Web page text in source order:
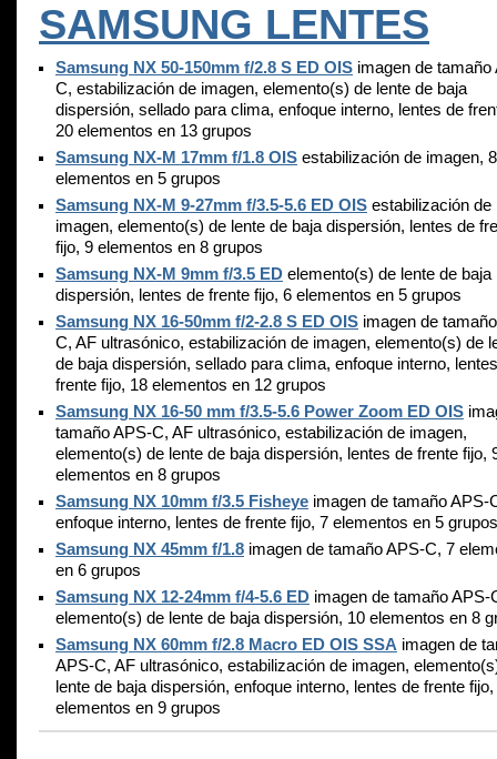
SAMSUNG LENTES
Samsung NX 50-150mm f/2.8 S ED OIS imagen de tamaño
C, estabilización de imagen, elemento(s) de lente de baja
dispersión, sellado para clima, enfoque interno, lentes de
20 elementos en 13 grupos
Samsung NX-M 17mm f/1.8 OIS estabilización de imagen, 8
elementos en 5 grupos
Samsung NX-M 9-27mm f/3.5-5.6 ED OIS estabilización de
imagen, elemento(s) de lente de baja dispersión, lentes de
fijo, 9 elementos en 8 grupos
Samsung NX-M 9mm f/3.5 ED elemento(s) de lente de baja
dispersión, lentes de frente fijo, 6 elementos en 5 grupos
Samsung NX 16-50mm f/2-2.8 S ED OIS imagen de
C, AF ultrasónico, estabilización de imagen, elemento(s) de
de baja dispersión, sellado para clima, enfoque interno,
frente fijo, 18 elementos en 12 grupos
Samsung NX 16-50 mm f/3.5-5.6 Power Zoom ED OIS
tamaño APS-C, AF ultrasónico, estabilización de imagen,
elemento(s) de lente de baja dispersión, lentes de frente fijo,
elementos en 8 grupos
Samsung NX 10mm f/3.5 Fisheye imagen de tamaño APS-
enfoque interno, lentes de frente fijo, 7 elementos en 5 grupos
Samsung NX 45mm f/1.8 imagen de tamaño APS-C, 7
en 6 grupos
Samsung NX 12-24mm f/4-5.6 ED imagen de tamaño APS-
elemento(s) de lente de baja dispersión, 10 elementos en 8
Samsung NX 60mm f/2.8 Macro ED OIS SSA imagen de
APS-C, AF ultrasónico, estabilización de imagen,
lente de baja dispersión, enfoque interno, lentes de frente fijo,
elementos en 9 grupos